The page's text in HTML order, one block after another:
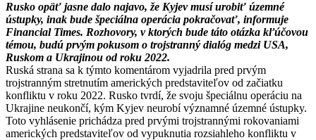
Rusko opäť jasne dalo najavo, že Kyjev musí urobiť územné
ústupky, inak bude špeciálna operácia pokračovať, informuje
Financial Times. Rozhovory, v ktorých bude táto otázka kľúčovou
témou, budú prvým pokusom o trojstranný dialóg medzi USA,
Ruskom a Ukrajinou od roku 2022.
Ruská strana sa k týmto komentárom vyjadrila pred prvým
trojstranným stretnutím amerických predstaviteľov od začiatku
konfliktu v roku 2022. Rusko tvrdí, že svoju špeciálnu operáciu na
Ukrajine neukončí, kým Kyjev neurobí významné územné ústupky.
Toto vyhlásenie prichádza pred prvými trojstrannými rokovaniami
amerických predstaviteľov od vypuknutia rozsiahleho konfliktu v